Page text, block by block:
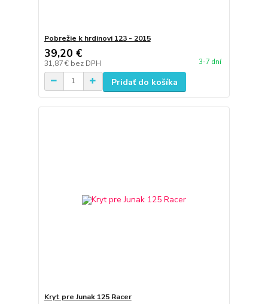
Pobrežie k hrdinovi 123 - 2015
39,20 €
31,87 € bez DPH 3-7 dní
Pridať do košíka
Kryt pre Junak 125 Racer